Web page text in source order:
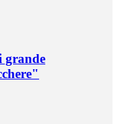
grande